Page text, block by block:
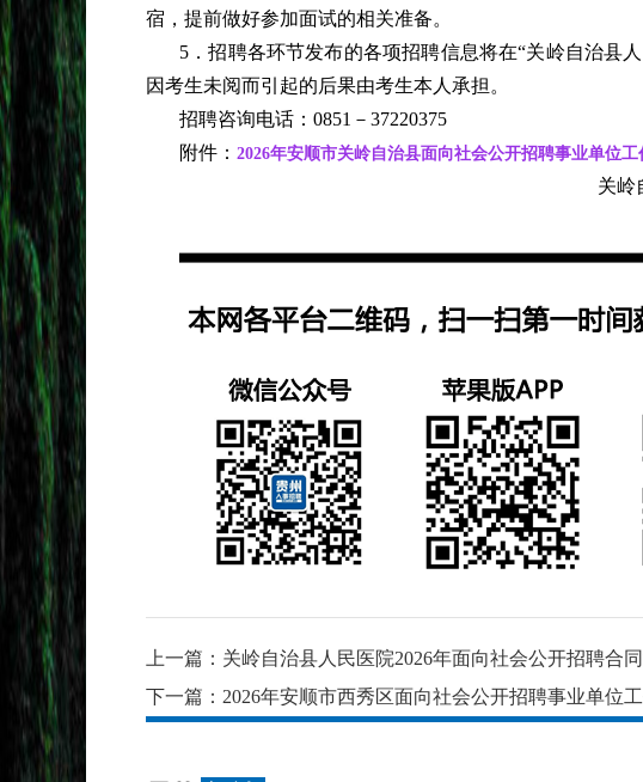
宿，提前做好参加面试的相关准备。
5．招聘各环节发布的各项招聘信息将在“关岭自治县
因考生未阅而引起的后果由考生本人承担。
招聘咨询电话： 0851－37220375
附件： 2026年安顺市关岭自治县面向社会公开招聘事业单位
关岭
上一篇： 关岭自治县人民医院2026年面向社会公开招聘合
下一篇： 2026年安顺市西秀区面向社会公开招聘事业单位